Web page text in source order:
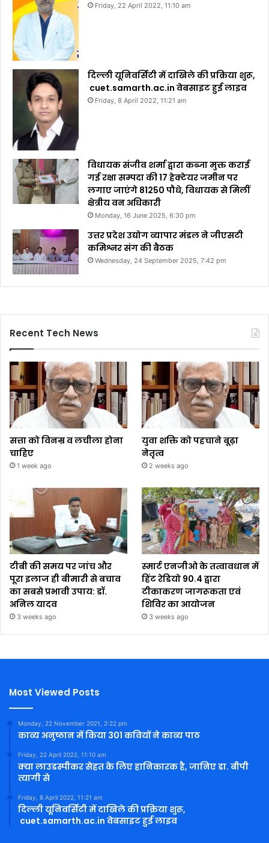
Friday, 22 April 2022, 11:10 am
दिल्ली यूनिवर्सिटी में दाखिले की प्रक्रिया शुरू,
cuet.samarth.ac.in वेबसाइट हुई लाइव
Friday, 8 April 2022, 11:21 am
विधायक संजीव शर्मा द्वारा कब्जा मुक्त कराई
गई रक्षा सम्पदा की 17 हेक्टेयर जमीन पर
लगाए जाएंगे 81250 पौधे, विधायक से मिलीं
क्षेत्रीय वन अधिकारी
Monday, 16 June 2025, 6:30 pm
उत्तर प्रदेश उद्योग व्यापार मंडल ने जीएसटी
कमिश्नर संग की बैठक
Wednesday, 24 September 2025, 7:42 pm
Recent Tech News
सत्ता को विनम्र व लचीला होना
चाहिए
1 week ago
युवा शक्ति को पहचाने बूढ़ा
नेतृत्व
2 weeks ago
टीबी की समय पर जांच और
पूरा इलाज ही बीमारी से बचाव
का सबसे प्रभावी उपाय: डॉ.
अनिल यादव
3 weeks ago
स्मार्ट एनजीओ के तत्वावधान में
हिंट रेडियो 90.4 द्वारा
टीकाकरण जागरूकता एवं
शिविर का आयोजन
3 weeks ago
Most Viewed Posts
Monday, 22 November 2021, 2:22 pm
काव्य अनुष्ठान में किया 301 कवियों ने काव्य पाठ
Friday, 22 April 2022, 11:10 am
क्या लाउडस्पीकर सेहत के लिए हानिकारक है, जानिए डा. बीपी
त्यागी से
Friday, 8 April 2022, 11:21 am
दिल्ली यूनिवर्सिटी में दाखिले की प्रक्रिया शुरू,
cuet.samarth.ac.in वेबसाइट हुई लाइव